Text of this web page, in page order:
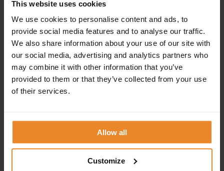
This website uses cookies
We use cookies to personalise content and ads, to
provide social media features and to analyse our traffic.
We also share information about your use of our site with
our social media, advertising and analytics partners who
may combine it with other information that you’ve
provided to them or that they’ve collected from your use
of their services.
Allow all
Customize
Vertrekpunt en doelstelling
Persoonlijk coachtraject bij
Tijdens een persoonlijk intakegesprek
bespreken we jouw coachingsbehoefte,
analyseren deze en scherpen deze aan.